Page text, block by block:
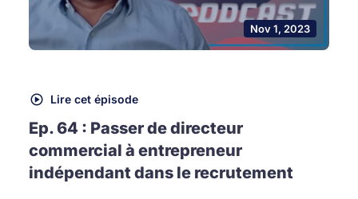
Nov 1, 2023
Lire cet épisode
Ep. 64 : Passer de directeur
commercial à entrepreneur
indépendant dans le recrutement